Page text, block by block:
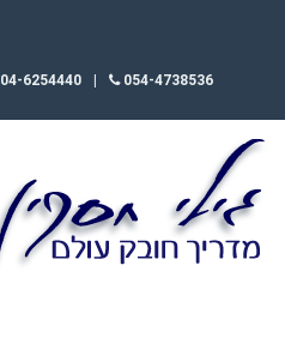
054-4738536
04-6254440